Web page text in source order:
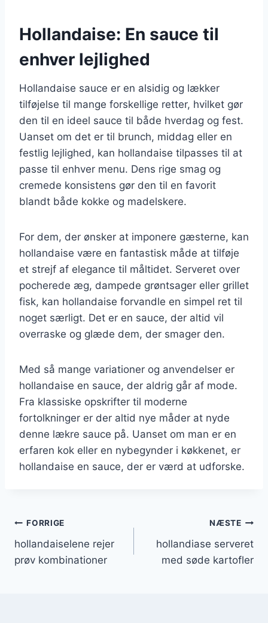
Hollandaise: En sauce til
enhver lejlighed
Hollandaise sauce er en alsidig og lækker
tilføjelse til mange forskellige retter, hvilket gør
den til en ideel sauce til både hverdag og fest.
Uanset om det er til brunch, middag eller en
festlig lejlighed, kan hollandaise tilpasses til at
passe til enhver menu. Dens rige smag og
cremede konsistens gør den til en favorit
blandt både kokke og madelskere.
For dem, der ønsker at imponere gæsterne, kan
hollandaise være en fantastisk måde at tilføje
et strejf af elegance til måltidet. Serveret over
pocherede æg, dampede grøntsager eller grillet
fisk, kan hollandaise forvandle en simpel ret til
noget særligt. Det er en sauce, der altid vil
overraske og glæde dem, der smager den.
Med så mange variationer og anvendelser er
hollandaise en sauce, der aldrig går af mode.
Fra klassiske opskrifter til moderne
fortolkninger er der altid nye måder at nyde
denne lækre sauce på. Uanset om man er en
erfaren kok eller en nybegynder i køkkenet, er
hollandaise en sauce, der er værd at udforske.
Indlægsnavigation
FORRIGE
hollandaiselene rejer
prøv kombinationer
NÆSTE
hollandiase serveret
med søde kartofler